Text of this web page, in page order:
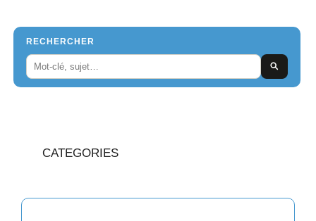
RECHERCHER
CATEGORIES